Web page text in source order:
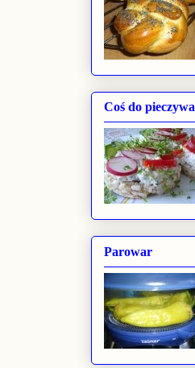
Coś do pieczywa
Parowar